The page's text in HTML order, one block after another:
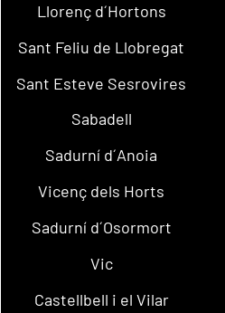
Llorenç d´Hortons
Sant Feliu de Llobregat
Sant Esteve Sesrovires
Sabadell
Sadurní d´Anoia
Vicenç dels Horts
Sadurní d´Osormort
Vic
Castellbell i el Vilar